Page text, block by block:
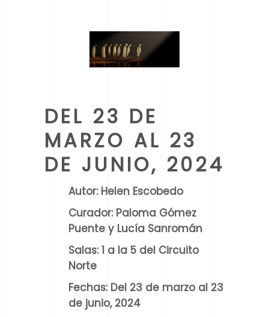
DEL 23 DE
MARZO AL 23
DE JUNIO, 2024
Autor: Helen Escobedo
Curador: Paloma Gómez
Puente y Lucía Sanromán
Salas: 1 a la 5 del Circuito
Norte
Fechas: Del 23 de marzo al 23
de junio, 2024